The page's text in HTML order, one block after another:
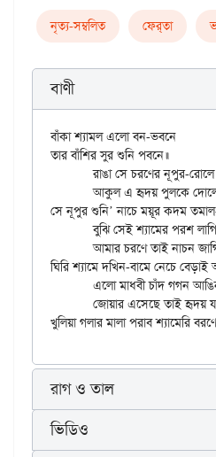
নৃত্য-সম্বলিত ফের্‌তা
বাণী
বাঁকা শ্যামল এলো বন-ভবনে
তার বাঁশির সুর শুনি পবনে॥
	রাঙা সে চরণের নূপুর-রোলে রে
	আকুল এ হৃদয় পুলকে দোলে রে
সে নূপুর শুনি’ নাচে ময়ূর কদম
	বুঝি সেই শ্যামের পরশ লাগিল
	আমার চরণে তাই নাচন জাগিল —
ঘিরি শ্যামে দখিন-বামে নেচে
রাগ ও তাল
ভিডিও